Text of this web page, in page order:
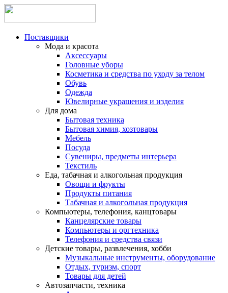
Поставщики
Мода и красота
Аксессуары
Головные уборы
Косметика и средства по уходу за телом
Обувь
Одежда
Ювелирные украшения и изделия
Для дома
Бытовая техника
Бытовая химия, хозтовары
Мебель
Посуда
Сувениры, предметы интерьера
Текстиль
Еда, табачная и алкогольная продукция
Овощи и фрукты
Продукты питания
Табачная и алкогольная продукция
Компьютеры, телефония, канцтовары
Канцелярские товары
Компьютеры и оргтехника
Телефония и средства связи
Детские товары, развлечения, хобби
Музыкальные инструменты, оборудование
Отдых, туризм, спорт
Товары для детей
Автозапчасти, техника